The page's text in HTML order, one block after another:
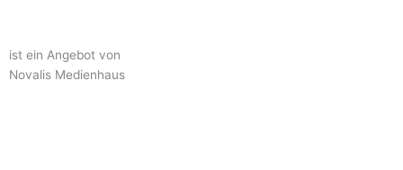
ist ein Angebot von
Novalis Medienhaus